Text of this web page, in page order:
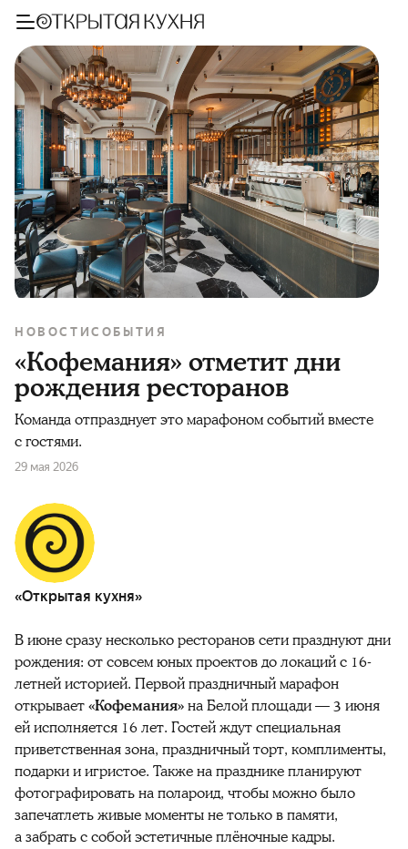
НОВОСТИСОБЫТИЯ
«Кофемания» отметит дни
рождения ресторанов
Команда отпразднует это марафоном событий вместе
с гостями.
29 мая 2026
«Открытая кухня»
В июне сразу несколько ресторанов сети празднуют дни
рождения: от совсем юных проектов до локаций с 16-
летней историей. Первой праздничный марафон
открывает«Кофемания»на Белой площади — 3 июня
ей исполняется 16 лет. Гостей ждут специальная
приветственная зона, праздничный торт, комплименты,
подарки и игристое. Также на празднике планируют
фотографировать на полароид, чтобы можно было
запечатлеть живые моменты не только в памяти,
а забрать с собой эстетичные плёночные кадры.